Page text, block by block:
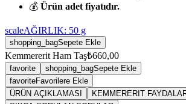
💰 Ürün adet fiyatıdır.
scaleAĞIRLIK: 50 g
shopping_bagSepete Ekle
Kemmererit Ham Taş₺660,00
favorite shopping_bagSepete Ekle
favoriteFavorilere Ekle
ÜRÜN AÇIKLAMASI
KEMMERERIT